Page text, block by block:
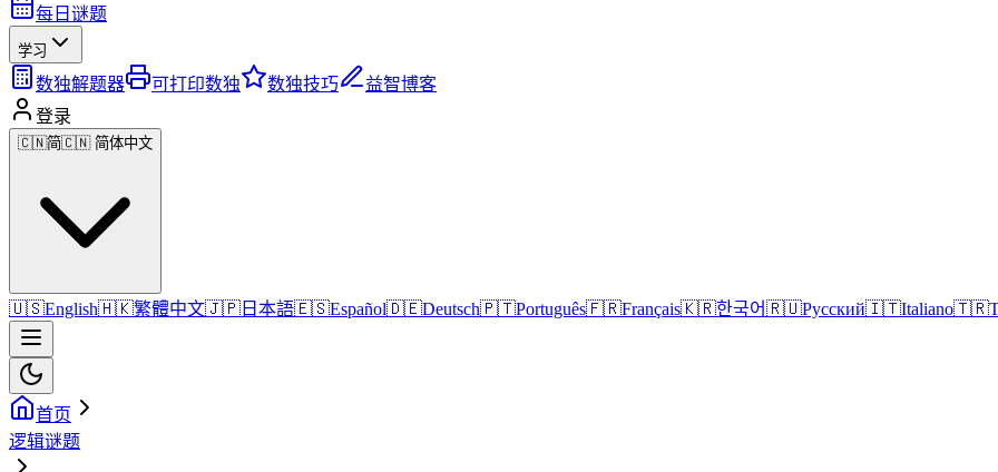
每日谜题
学习
数独解题器 可打印数独 数独技巧
益智博客
登录
🇨🇳简🇨🇳 简体中文
🇺🇸English🇭🇰繁體中文🇯🇵 日本語🇪🇸Español🇩🇪Deutsch🇵🇹Português🇫🇷Français🇰🇷한국어🇷🇺Русский🇮🇹Italiano🇹🇷
首页
逻辑谜题